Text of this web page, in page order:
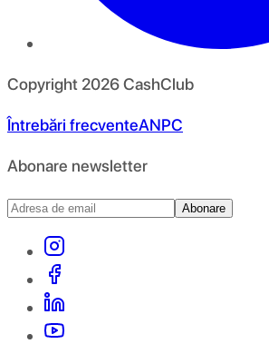
Copyright 2026CashClub
Întrebări frecventeANPC
Abonare newsletter
Abonare